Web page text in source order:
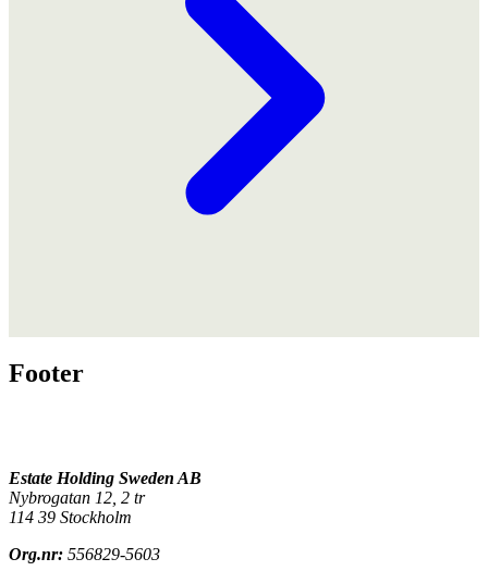
Footer
Estate Holding Sweden AB
Nybrogatan 12, 2 tr
114 39 Stockholm
Org.nr: 556829-5603